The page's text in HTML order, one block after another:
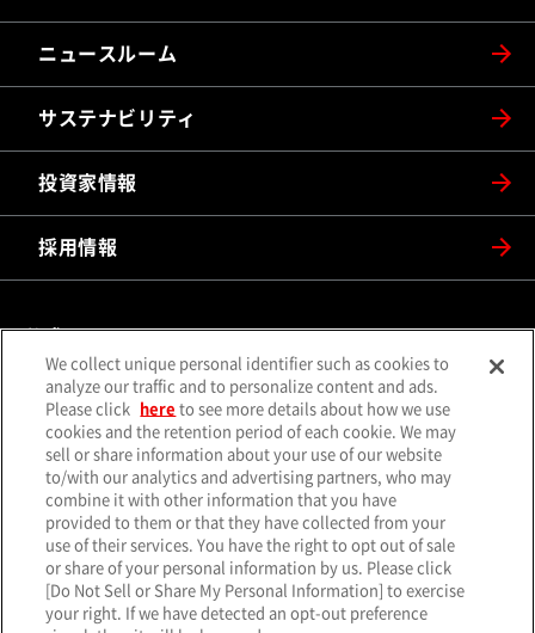
ニュースルーム
サステナビリティ
投資家情報
採用情報
公式SNS
X（旧Twitter） （別ウィンドウで開く）
Facebook（別ウィンドウで開
Instagram （別ウィンドウで開く）YouTube （別ウィンドウで開
LINE（別ウィンドウで開く） メールマガジン（別ウィンド
ソーシャルメディア一覧
サイトマップ 個人情報保護方針クッキーポリシー
We collect unique personal identifier such as cookies to
analyze our traffic and to personalize content and ads.
Please click
here to see more details about how we use
cookies and the retention period of each cookie. We may
sell or share information about your use of our website
to/with our analytics and advertising partners, who may
combine it with other information that you have
provided to them or that they have collected from your
use of their services. You have the right to opt out of sale
or share of your personal information by us. Please click
[Do Not Sell or Share My Personal Information] to exercise
your right. If we have detected an opt-out preference